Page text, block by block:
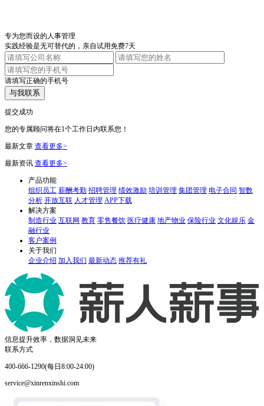
专为您而设的人事管理
实践经验是无可替代的，亲自试用免费7天
请填写正确的手机号
与我联系
提交成功
您的专属顾问将在1个工作日内联系您！
最新文章 查看更多>
最新资讯 查看更多>
产品功能
组织员工 薪酬考勤 招聘管理 绩效激励 培训管理 集团管理 电子合同 智数
分析 开放互联 人才管理 APP下载
解决方案
制造行业 互联网 教育 零售餐饮 医疗健康 地产物业 保险行业 文化娱乐 金
融行业
客户案例
关于我们
企业介绍 加入我们 最新动态 推荐有礼
信息提升效率，数据洞见未来
联系方式
400-666-1290(每日8:00-24:00)
service@xinrenxinshi.com